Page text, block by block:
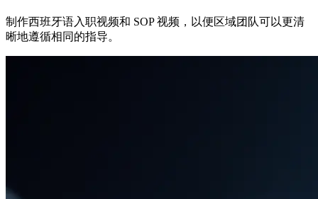
制作西班牙语入职视频和 SOP 视频，以便区域团队可以更清
晰地遵循相同的指导。